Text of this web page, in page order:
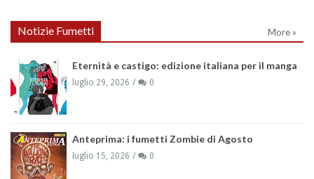
Notizie Fumetti More »
Eternità e castigo: edizione italiana per il manga
luglio 29, 2026 0
Anteprima: i fumetti Zombie di Agosto
luglio 15, 2026 0